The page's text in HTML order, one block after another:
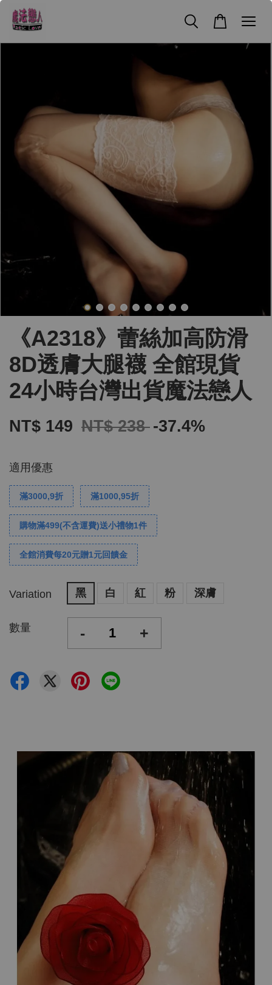
《A2318》蕾絲加高防滑
8D透膚大腿襪 全館現貨
24小時台灣出貨魔法戀人
NT$ 149 NT$ 238 -37.4%
適用優惠
滿3000,9折 滿1000,95折
購物滿499(不含運費)送小禮物1件
全館消費每20元贈1元回饋金
Variation 黑 白 紅 粉 深膚
數量 - +